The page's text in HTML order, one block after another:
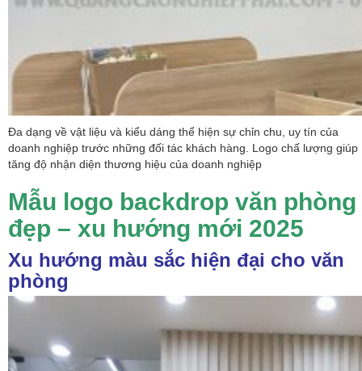
Đa dạng về vật liệu và kiểu dáng thể hiện sự chỉn chu, uy tín của
doanh nghiệp trước những đối tác khách hàng. Logo chấ lượng giúp
tăng độ nhận diện thương hiệu của doanh nghiệp
Mẫu logo backdrop văn phòng
đẹp – xu hướng mới 2025
Xu hướng màu sắc hiện đại cho văn
phòng